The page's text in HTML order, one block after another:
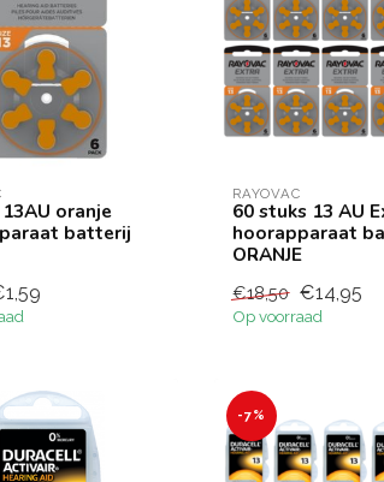
oranje
batterij
RAYOVAC
60 stuks 13 AU
hoorapparaat
ORANJE
€18,50 €14,95
Op voorraad
-7%